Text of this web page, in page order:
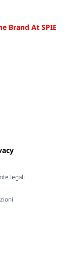
Brand At SPIE
legali